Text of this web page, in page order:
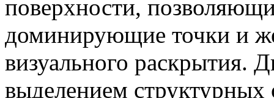
поверхности,
доминирующие точки и
визуального раскрытия.
выделением